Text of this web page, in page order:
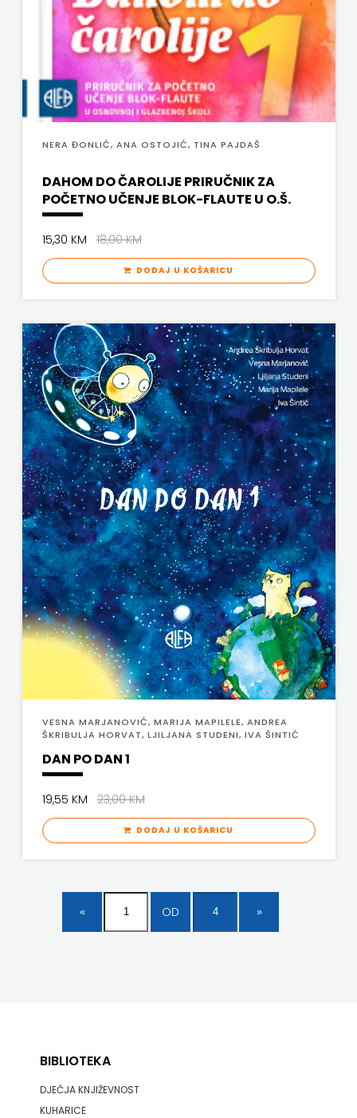
NERA ĐONLIĆ, ANA OSTOJIĆ, TINA PAJDAŠ
DAHOM DO ČAROLIJE PRIRUČNIK ZA
POČETNO UČENJE BLOK-FLAUTE U O.Š.
15,30 KM18,00 KM
DODAJ U KOŠARICU
VESNA MARJANOVIĆ, MARIJA MAPILELE, ANDREA
ŠKRIBULJA HORVAT, LJILJANA STUDENI, IVA ŠINTIĆ
DAN PO DAN 1
19,55 KM23,00 KM
DODAJ U KOŠARICU
OD
BIBLIOTEKA
DJEČJA KNJIŽEVNOST
KUHARICE